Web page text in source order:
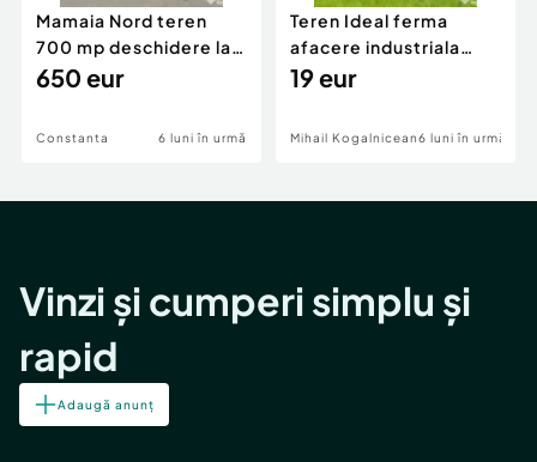
Mamaia Nord teren
700 mp deschidere la
D24 si D25
650 eur
Constanta 6 luni în urmă
Teren Ideal ferma
afacere industriala
deschidere 71 ml la
19 eur
Mihail Kogalniceanu6 luni în urmă
Vinzi și cumperi simplu și
rapid
Adaugă anunț